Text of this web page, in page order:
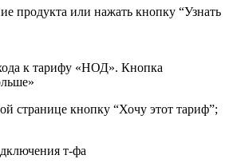
продукта или нажать кнопку “Узнать
к тарифу «НОД». Кнопка
странице кнопку “Хочу этот тариф”;
т-фа